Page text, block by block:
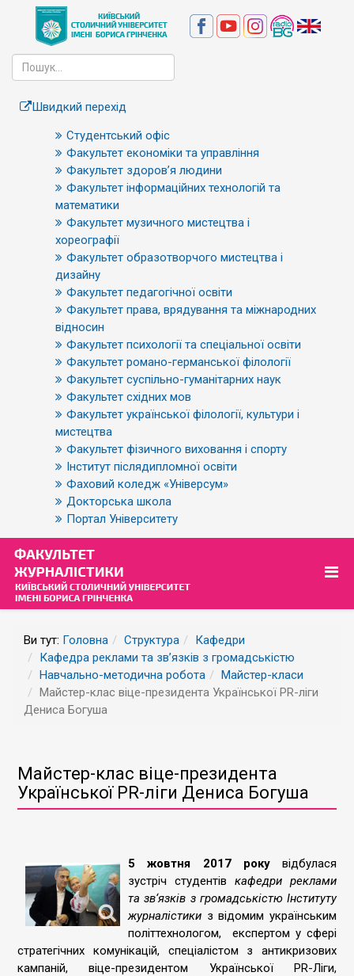
Швидкий перехід
Студентський офіс
Факультет економіки та управління
Факультет здоров’я людини
Факультет інформаційних технологій та
математики
Факультет музичного мистецтва і
хореографії
Факультет образотворчого мистецтва і
дизайну
Факультет педагогічної освіти
Факультет права, врядування та міжнародних
відносин
Факультет психології та спеціальної освіти
Факультет романо-германської філології
Факультет суспільно-гуманітарних наук
Факультет східних мов
Факультет української філології, культури і
мистецтва
Факультет фізичного виховання і спорту
Інститут післядипломної освіти
Фаховий коледж «Універсум»
Докторська школа
Портал Університету
Ви тут: Головна Структура
Кафедри
Кафедра реклами та зв’язків з громадськістю
Навчально-методична робота
Майстер-класи
Майстер-клас віце-президента Української PR-ліги
Дениса Богуша
Майстер-клас віце-президента
Української PR-ліги Дениса Богуша
5 жовтня 2017 рокувідбулася
зустріч студентів кафедри реклами
та зв‘язків з громадськістю Інституту
журналістики з відомим українським
політтехнологом, експертом у сфері
стратегічних комунікацій, спеціалістом з антикризових
кампаній, віце-президентом Української PR-Ліги,